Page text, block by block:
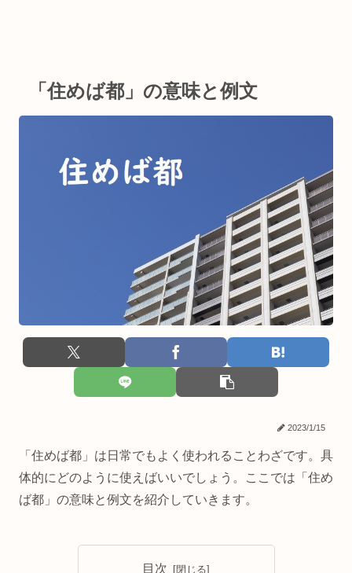
「住めば都」の意味と例文
2023/1/15
「住めば都」は日常でもよく使われることわざです。具
体的にどのように使えばいいでしょう。ここでは「住め
ば都」の意味と例文を紹介していきます。
目次